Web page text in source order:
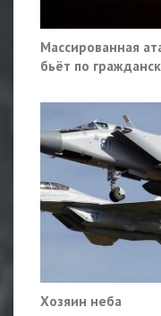
Массированная
бьёт по
Хозяин неба